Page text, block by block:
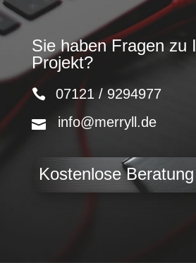
Sie haben Fragen zu
Projekt?
07121 / 9294977
info@merryll.de
Kostenlose Beratung